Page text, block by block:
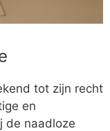
tot zijn recht
en
de naadloze